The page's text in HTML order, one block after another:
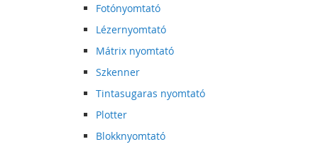
Fotónyomtató
Lézernyomtató
Mátrix nyomtató
Szkenner
Tintasugaras nyomtató
Plotter
Blokknyomtató